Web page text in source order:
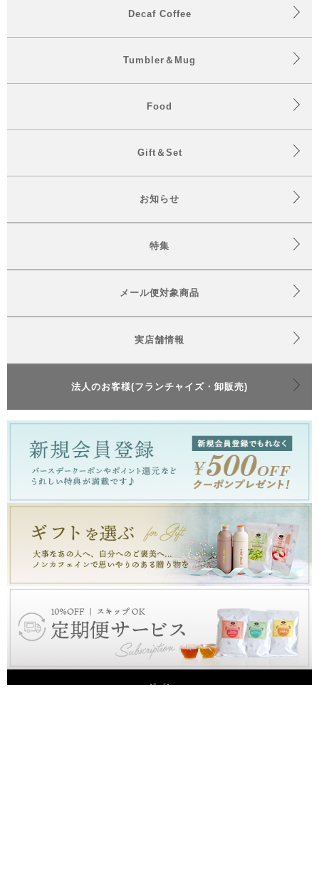
Decaf Coffee
Tumbler＆Mug
Food
Gift＆Set
お知らせ
特集
メール便対象商品
実店舗情報
法人のお客様(フランチャイズ・卸販売)